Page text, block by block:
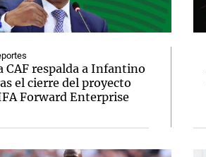
CAF respalda a Infantino
el cierre del proyecto
Forward Enterprise